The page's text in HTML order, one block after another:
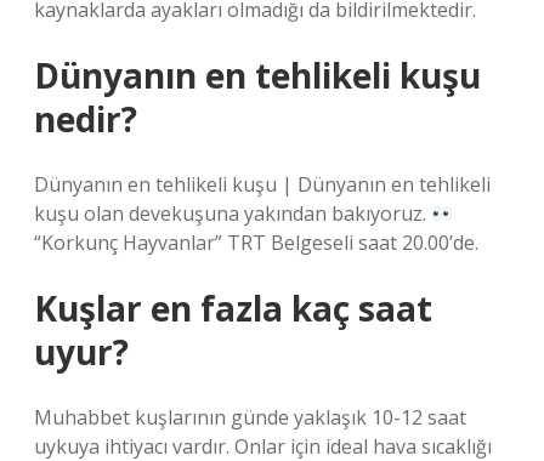
kaynaklarda ayakları olmadığı da bildirilmektedir.
Dünyanın en tehlikeli kuşu
nedir?
Dünyanın en tehlikeli kuşu | Dünyanın en tehlikeli
kuşu olan devekuşuna yakından bakıyoruz.
“Korkunç Hayvanlar” TRT Belgeseli saat 20.00’de.
Kuşlar en fazla kaç saat
uyur?
Muhabbet kuşlarının günde yaklaşık 10-12 saat
uykuya ihtiyacı vardır. Onlar için ideal hava sıcaklığı